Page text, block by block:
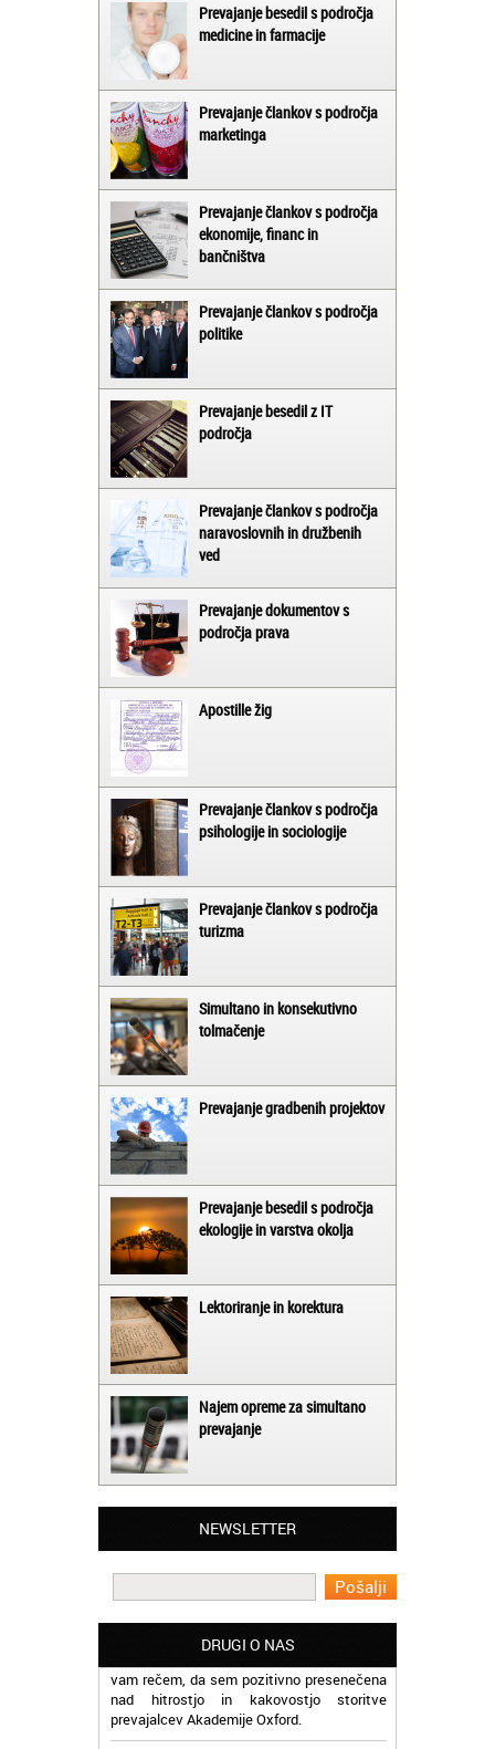
Prevajanje besedil s področja
medicine in farmacije
Prevajanje člankov s področja
marketinga
Prevajanje člankov s področja
ekonomije, financ in
bančništva
Prevajanje člankov s področja
politike
Prevajanje besedil z IT
področja
Prevajanje člankov s področja
naravoslovnih in družbenih
ved
Prevajanje dokumentov s
področja prava
Apostille žig
Prevajanje člankov s področja
psihologije in sociologije
Prevajanje člankov s področja
turizma
Simultano in konsekutivno
tolmačenje
Prevajanje gradbenih projektov
Prevajanje besedil s področja
ekologije in varstva okolja
Lektoriranje in korektura
Najem opreme za simultano
prevajanje
NEWSLETTER
DRUGI O NAS
Matjaž iz Ajdovščine:
Lahko pohvalim vse zaposlene v Akademiji
prevajalske storitve opravljajo hitro in
Potrebovala sem prevajanje iz
madžarskega v slovenski jezik in lahko
vam rečem, da sem pozitivno presenečena
nad hitrostjo in kakovostjo storitve
prevajalcev Akademije Oxford.
Jaka iz Bovca: